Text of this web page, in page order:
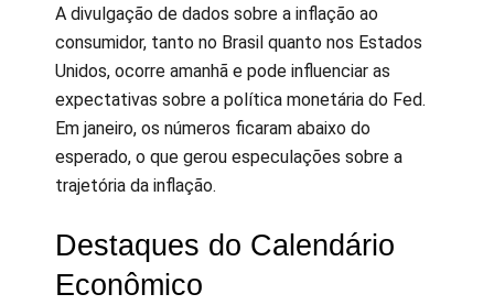
A divulgação de dados sobre a inflação ao
consumidor, tanto no Brasil quanto nos Estados
Unidos, ocorre amanhã e pode influenciar as
expectativas sobre a política monetária do Fed.
Em janeiro, os números ficaram abaixo do
esperado, o que gerou especulações sobre a
trajetória da inflação.
Destaques do Calendário
Econômico